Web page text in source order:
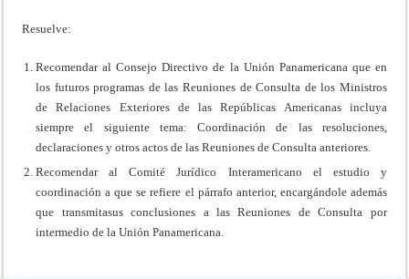
Resuelve:
Recomendar al Consejo Directivo de la Unión Panamericana que en
los futuros programas de las Reuniones de Consulta de los Ministros
de Relaciones Exteriores de las Repúblicas Americanas incluya
siempre el siguiente tema: Coordinación de las resoluciones,
declaraciones y otros actos de las Reuniones de Consulta anteriores.
Recomendar al Comité Jurídico Interamericano el estudio y
coordinación a que se refiere el párrafo anterior, encargándole además
que transmitasus conclusiones a las Reuniones de Consulta por
intermedio de la Unión Panamericana.